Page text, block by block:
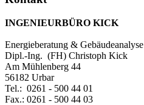
INGENIEURBÜRO KICK
Energieberatung & Gebäudeanalyse
Dipl.-Ing. (FH) Christoph Kick
Am Mühlenberg 44
56182 Urbar
Tel.: 0261 - 500 44 01
Fax.: 0261 - 500 44 03